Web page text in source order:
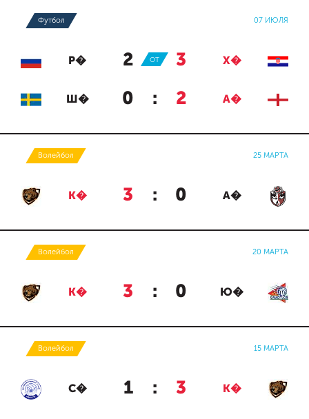
Футбол 07 ИЮЛЯ
Р� 2 : 3 Х�
ОТ
Ш� 0 : 2 А�
Волейбол 25 МАРТА
К� 3 : 0 А�
Волейбол 20 МАРТА
К� 3 : 0 Ю�
Волейбол 15 МАРТА
С� 1 : 3 К�